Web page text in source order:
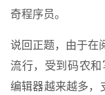
奇程序员。
说回正题，由于在
流行，受到码农
编辑器越来越多，